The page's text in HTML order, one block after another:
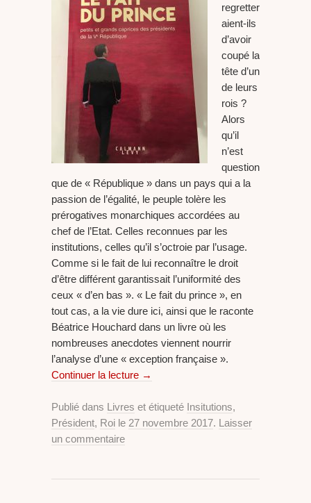
regretter
aient-ils
d’avoir
coupé la
tête d’un
de leurs
rois ?
Alors
qu’il
n’est
question
que de « République » dans un pays qui a la
passion de l’égalité, le peuple tolère les
prérogatives monarchiques accordées au
chef de l’Etat. Celles reconnues par les
institutions, celles qu’il s’octroie par l’usage.
Comme si le fait de lui reconnaître le droit
d’être différent garantissait l’uniformité des
ceux « d’en bas ». « Le fait du prince », en
tout cas, a la vie dure ici, ainsi que le raconte
Béatrice Houchard dans un livre où les
nombreuses anecdotes viennent nourrir
l’analyse d’une « exception française ».
Continuer la lecture →
Publié dans Livres et étiqueté Insitutions,
Président, Roi le 27 novembre 2017. Laisser
un commentaire